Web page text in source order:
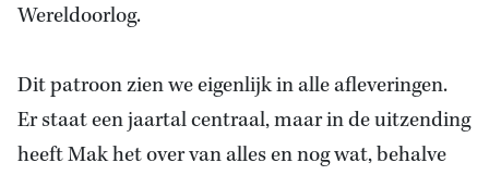
Wereldoorlog.
Dit patroon zien we eigenlijk in alle afleveringen.
Er staat een jaartal centraal, maar in de uitzending
heeft Mak het over van alles en nog wat, behalve